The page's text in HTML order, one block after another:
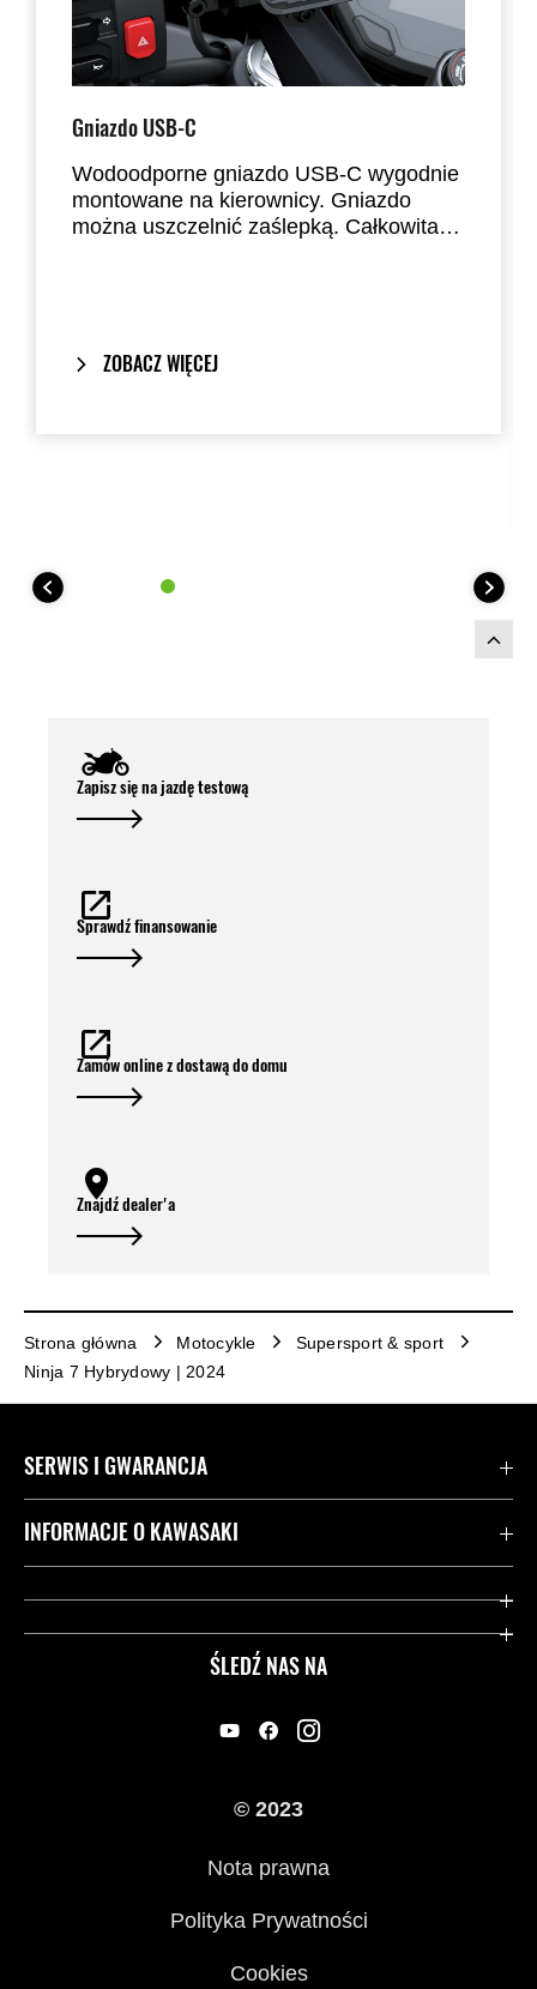
Gniazdo USB-C
Wodoodporne gniazdo USB-C wygodnie
montowane na kierownicy. Gniazdo
można uszczelnić zaślepką. Całkowita
ZOBACZ WIĘCEJ
Zapisz się na jazdę testową
Sprawdź finansowanie
Zamów online z dostawą do domu
Znajdź dealer'a
Strona główna Motocykle
Supersport & sport
Ninja 7 Hybrydowy | 2024
ŚLEDŹ NAS NA
SERWIS I GWARANCJA
Kontakt
Przydatne strony
INFORMACJE O KAWASAKI
Dziedzictwo Kawasaki
© 2023
Nota prawna
Polityka Prywatności
Cookies